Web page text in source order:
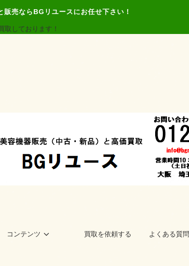
販売ならBGリユースにお任せ下さい！
取しております！
コンテンツ 買取を依頼する よくある質問